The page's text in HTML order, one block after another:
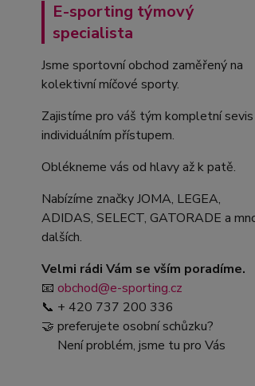
E-sporting týmový
specialista
Jsme sportovní obchod zaměřený na
kolektivní míčové sporty.
Zajistíme pro váš tým kompletní
individuálním přístupem.
Oblékneme vás od hlavy až k patě.
Nabízíme značky JOMA, LEGEA,
ADIDAS, SELECT, GATORADE a
dalších.
Velmi rádi Vám se vším poradíme.
📧 obchod@e-sporting.cz
📞 + 420 737 200 336
🤝 preferujete osobní schůzku?
Není problém, jsme tu pro Vás